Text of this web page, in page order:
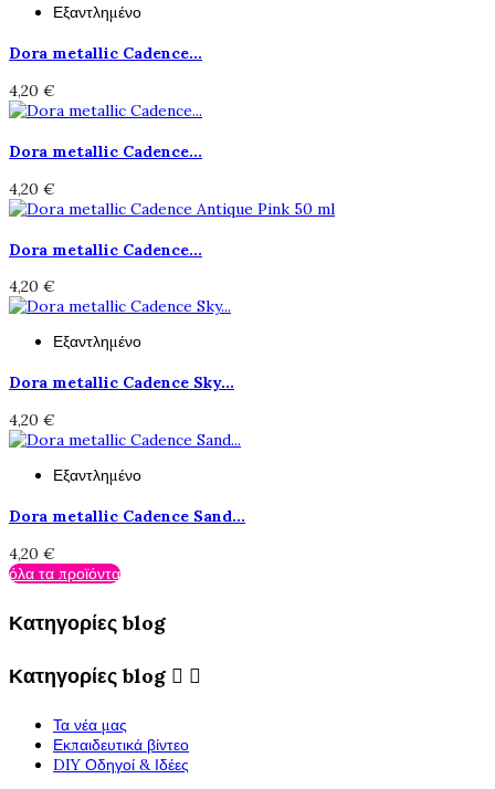
Εξαντλημένο
Dora metallic Cadence...
4,20 €
Dora metallic Cadence...
4,20 €
Dora metallic Cadence...
4,20 €
Εξαντλημένο
Dora metallic Cadence Sky...
4,20 €
Εξαντλημένο
Dora metallic Cadence Sand...
4,20 €
όλα τα προϊόντα
Κατηγορίες blog
Κατηγορίες blog  
Τα νέα μας
Εκπαιδευτικά βίντεο
DIY Οδηγοί & Ιδέες